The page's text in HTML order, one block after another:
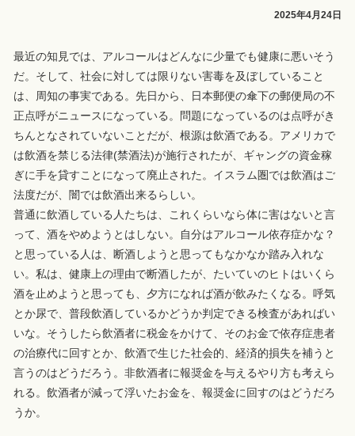
2025年4月24日
最近の知見では、アルコールはどんなに少量でも健康に悪いそう
だ。そして、社会に対しては限りない害毒を及ぼしていること
は、周知の事実である。先日から、日本郵便の傘下の郵便局の不
正点呼がニュースになっている。問題になっているのは点呼がき
ちんとなされていないことだが、根源は飲酒である。アメリカで
は飲酒を禁じる法律(禁酒法)が施行されたが、ギャングの資金稼
ぎに手を貸すことになって廃止された。イスラム圏では飲酒はご
法度だが、闇では飲酒出来るらしい。
普通に飲酒している人たちは、これくらいなら体に害はないと言
って、酒をやめようとはしない。自分はアルコール依存症かな？
と思っている人は、断酒しようと思ってもなかなか踏み入れな
い。私は、健康上の理由で断酒したが、たいていのヒトはいくら
酒を止めようと思っても、夕方になれば酒が飲みたくなる。呼気
とか尿で、普段飲酒しているかどうか判定できる検査があればい
いな。そうしたら飲酒者に税金をかけて、そのお金で依存症患者
の治療代に回すとか、飲酒で生じた社会的、経済的損失を補うと
言うのはどうだろう。非飲酒者に報奨金を与えるやり方も考えら
れる。飲酒者が減って浮いたお金を、報奨金に回すのはどうだろ
うか。